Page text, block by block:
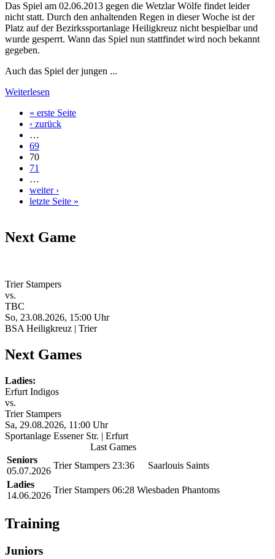
Das Spiel am 02.06.2013 gegen die Wetzlar Wölfe findet leider
nicht statt. Durch den anhaltenden Regen in dieser Woche ist der
Platz auf der Bezirkssportanlage Heiligkreuz nicht bespielbar und
wurde gesperrt. Wann das Spiel nun stattfindet wird noch bekannt
gegeben.
Auch das Spiel der jungen ...
Weiterlesen
« erste Seite
‹ zurück
…
69
70
71
…
weiter ›
letzte Seite »
Next Game
Trier Stampers
vs.
TBC
So, 23.08.2026, 15:00 Uhr
BSA Heiligkreuz | Trier
Next Games
Ladies:
Erfurt Indigos
vs.
Trier Stampers
Sa, 29.08.2026, 11:00 Uhr
Sportanlage Essener Str. | Erfurt
Last Games
Seniors
05.07.2026
Trier Stampers 23:36
Saarlouis Saints
Ladies
14.06.2026
Trier Stampers 06:28 Wiesbaden Phantoms
Training
Juniors